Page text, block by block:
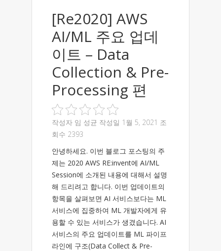
[Re2020] AWS
AI/ML 주요 업데
이트 – Data
Collection & Pre-
Processing 편
작성자 임 성균 작성일 1월 5, 2021 조
회수 2393
안녕하세요. 이번 블로그 포스팅의 주
제는 2020 AWS RE:invent에 AI/ML
Session에 소개된 내용에 대해서 설명
해 드리려고 합니다. 이번 업데이트의
항목을 살펴보면 AI 서비스보다는 ML
서비스에 집중하여 ML 개발자에게 유
용할 수 있는 서비스가 생겼습니다. AI
서비스의 주요 업데이트를 ML 파이프
라인에 구조(Data Collect & Pre-